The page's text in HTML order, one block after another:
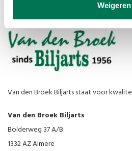
Weigeren
Van den Broek Biljarts staat voor
Van den Broek Biljarts
Bolderweg 37 A/B
1332 AZ Almere